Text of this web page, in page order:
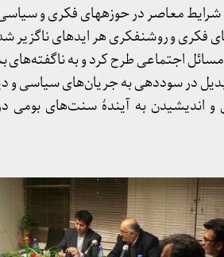
شرایط معاصر در حوزه­های فکری و
فکری و روشنفکری هر ایده­ای ناگزیر
اجتماعی طرح کرد و به
در سوددهی به جریان­‌های سیاسی و
و اندیشیدن به آیندۀ سنت‌­های بومی